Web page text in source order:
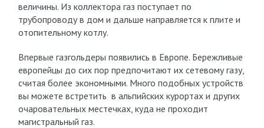
величины. Из коллектора газ поступает по
трубопроводу в дом и дальше направляется к плите и
отопительному котлу.
Впервые газгольдеры появились в Европе. Бережливые
европейцы до сих пор предпочитают их сетевому газу,
считая более экономными. Много подобных устройств
вы можете встретить в альпийских курортах и других
очаровательных местечках, куда не проходит
магистральный газ.